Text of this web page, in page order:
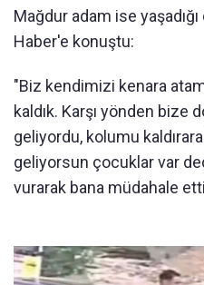
Mağdur adam ise
Haber'e konuştu:
"Biz kendimizi kenara
kaldık. Karşı yönden bize
geliyordu, kolumu
geliyorsun çocuklar var
vurarak bana müdahale